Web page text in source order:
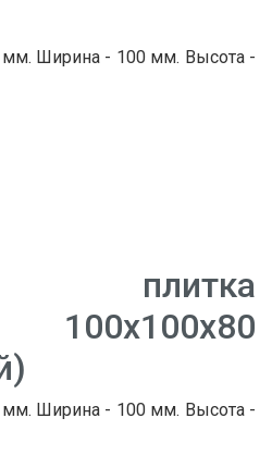
мм. Ширина - 100 мм. Высота -
плитка
100х100х80
мм. Ширина - 100 мм. Высота -